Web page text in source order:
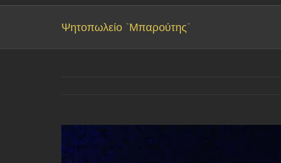
Ψητοπωλείο “Μπαρούτης”
View
Image